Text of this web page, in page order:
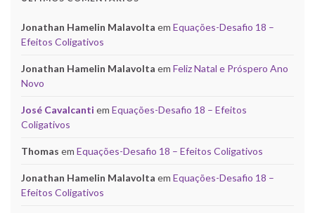
Jonathan Hamelin Malavolta em Equações-Desafio 18 –
Efeitos Coligativos
Jonathan Hamelin Malavolta em Feliz Natal e Próspero Ano
Novo
José Cavalcanti em Equações-Desafio 18 – Efeitos
Coligativos
Thomas em Equações-Desafio 18 – Efeitos Coligativos
Jonathan Hamelin Malavolta em Equações-Desafio 18 –
Efeitos Coligativos